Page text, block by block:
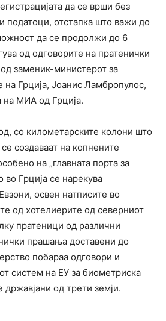
да се врши без
податоци, отстапка што важи до
да се продолжи до 6
од одговорите на пратенички
заменик-министерот за
на Грција, Јоанис Ламбропулос,
на МИА од Грција.
со километарските колони што
создаваат на копнените
на „главната порта за
во Грција се нарекува
освен натписите во
од хотелиерите од северниот
пратеници од различни
прашања доставени до
побараа одговори и
систем на ЕУ за биометриска
државјани од трети земји.